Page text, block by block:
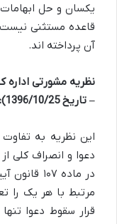
یکسان و حل ابهامات
قاعده مستثنی
آن پرداخته اند.
– تاریخ 1396/10/25):
این نظریه به
دعوا و انصراف کلی
در ماده
مرتبط با هر یک را
قرار سقوط دعوا